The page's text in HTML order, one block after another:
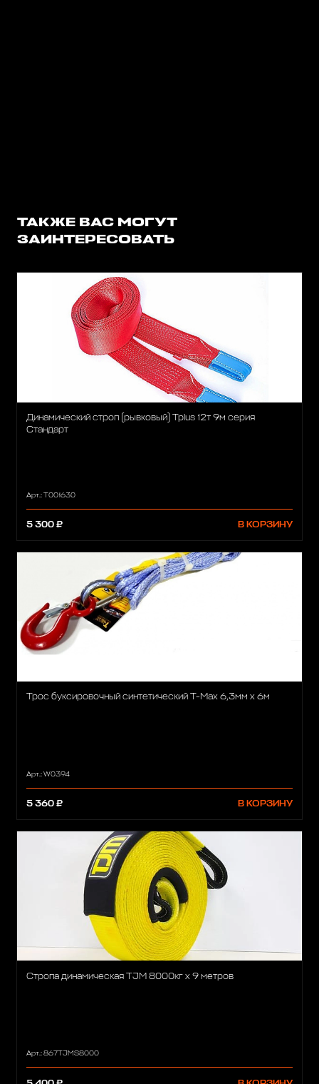
ТАКЖЕ ВАС МОГУТ
ЗАИНТЕРЕСОВАТЬ
Динамический строп (рывковый) Tplus 12т 9м серия
Стандарт
Арт.: T001630
5 300 ₽ В КОРЗИНУ
Трос буксировочный синтетический T-Max 6,3мм х 6м
Арт.: W0394
5 360 ₽ В КОРЗИНУ
Стропа динамическая TJM 8000кг х 9 метров
Арт.: 867TJMS8000